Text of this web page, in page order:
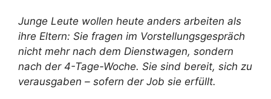
Junge Leute wollen heute anders arbeiten als
ihre Eltern: Sie fragen im Vorstellungsgespräch
nicht mehr nach dem Dienstwagen, sondern
nach der 4-Tage-Woche. Sie sind bereit, sich zu
verausgaben – sofern der Job sie erfüllt.